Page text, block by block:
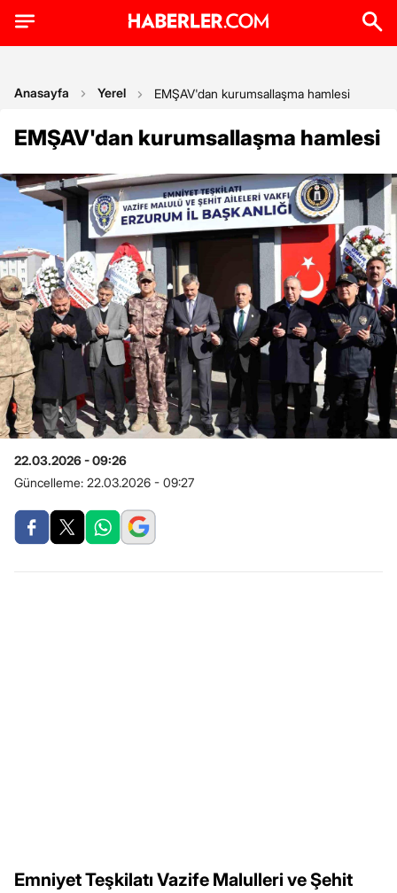
Anasayfa Yerel EMŞAV'dan kurumsallaşma hamlesi
EMŞAV'dan kurumsallaşma hamlesi
22.03.2026 - 09:26
Güncelleme: 22.03.2026 - 09:27
Emniyet Teşkilatı Vazife Malulleri ve Şehit